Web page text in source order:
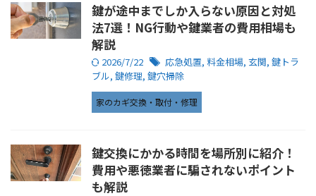
鍵が途中までしか入らない原因と対処
法7選！NG行動や鍵業者の費用相場も
解説
2026/7/22 応急処置, 料金相場, 玄関, 鍵トラ
ブル, 鍵修理, 鍵穴掃除
家のカギ交換・取付・修理
鍵交換にかかる時間を場所別に紹介！
費用や悪徳業者に騙されないポイント
も解説